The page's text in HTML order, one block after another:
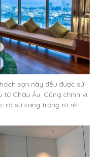
sạn này đều được sử
Châu Âu. Cũng chính vì
rõ sự sang trọng rõ rệt